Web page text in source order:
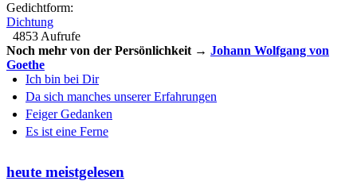
Gedichtform:
Dichtung
4853 Aufrufe
Noch mehr von der Persönlichkeit → Johann Wolfgang von
Goethe
Ich bin bei Dir
Da sich manches unserer Erfahrungen
Feiger Gedanken
Es ist eine Ferne
heute meistgelesen